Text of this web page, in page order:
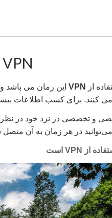
بهترین زمان برای استفاده از VPN
از VPN این زمان می باشد
کنند. برای کسب اطلاعات
و تخصصی در نزد خود در نظر
می‌توانید در هر زمان به آن متصل